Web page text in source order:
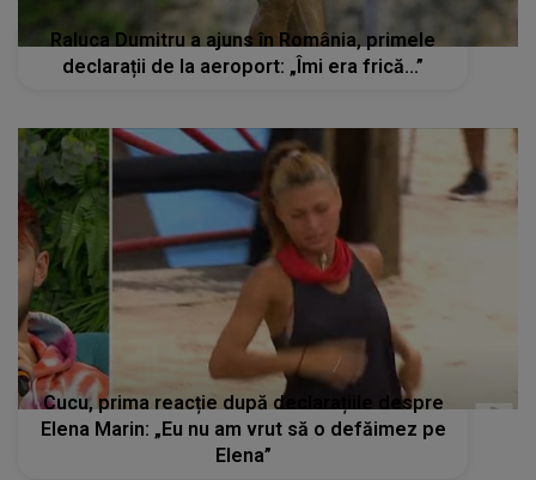
Raluca Dumitru a ajuns în România, primele
declarații de la aeroport: „Îmi era frică...”
Cucu, prima reacție după declarațiile despre
Elena Marin: „Eu nu am vrut să o defăimez pe
Elena”